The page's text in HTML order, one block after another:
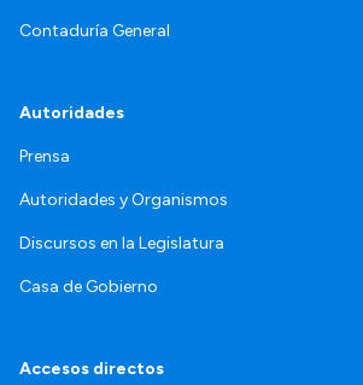
Contaduría General
Autoridades
Prensa
Autoridades y Organismos
Discursos en la Legislatura
Casa de Gobierno
Accesos directos